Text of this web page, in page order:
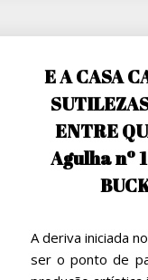
E A CASA
ENTRE
Agulha nº
A deriva iniciada
ser o ponto de